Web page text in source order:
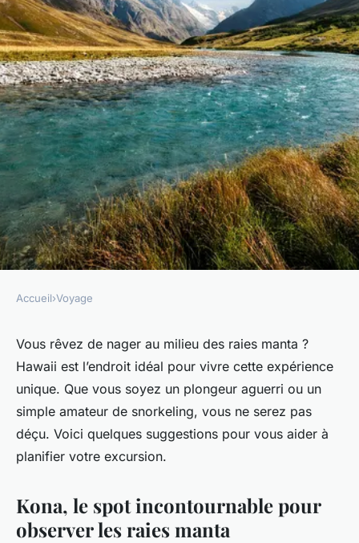
VOYAGE
Où pratiquer le snorkeling au
milieu des raies manta à
Hawaii ?
Ayoub •9 octobre 2024 •6 min de lecture
Accueil›Voyage
Vous rêvez de nager au milieu des raies manta ?
Hawaii est l’endroit idéal pour vivre cette expérience
unique. Que vous soyez un plongeur aguerri ou un
simple amateur de snorkeling, vous ne serez pas
déçu. Voici quelques suggestions pour vous aider à
planifier votre excursion.
Kona, le spot incontournable pour
observer les raies manta